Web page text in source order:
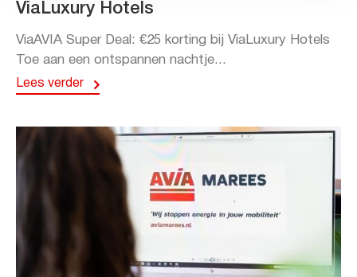
ViaLuxury Hotels
ViaAVIA Super Deal: €25 korting bij ViaLuxury Hotels
Toe aan een ontspannen nachtje...
Lees verder